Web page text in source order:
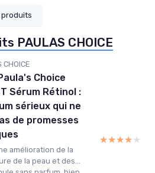
produits
PAULAS CHOICE
CHOICE
Choice
Sérum Rétinol :
sérieux qui ne
de promesses
amélioration de la
de la peau et des...
★★★★★
★★★★★